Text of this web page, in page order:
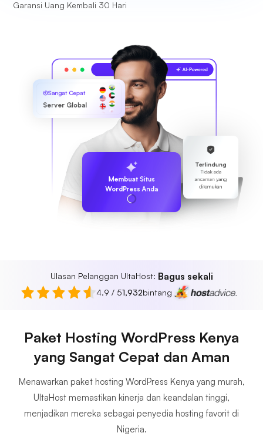
Garansi Uang Kembali 30 Hari
Terlindung
Tidak ada
ancaman yang
ditemukan
Sangat Cepat
Server Global
Membuat Situs
WordPress Anda
Ulasan Pelanggan UltaHost: Bagus sekali
4.9 / 51,932bintang
Paket Hosting WordPress Kenya
yang Sangat Cepat dan Aman
Menawarkan paket hosting WordPress Kenya yang murah,
UltaHost memastikan kinerja dan keandalan tinggi,
menjadikan mereka sebagai penyedia hosting favorit di
Nigeria.